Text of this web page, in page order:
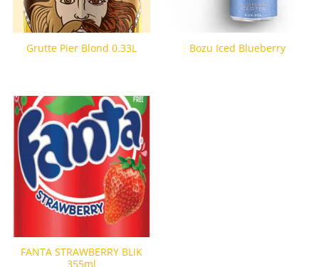
Grutte Pier Blond 0.33L Bozu Iced Blueberry
FANTA STRAWBERRY BLIK
355ml